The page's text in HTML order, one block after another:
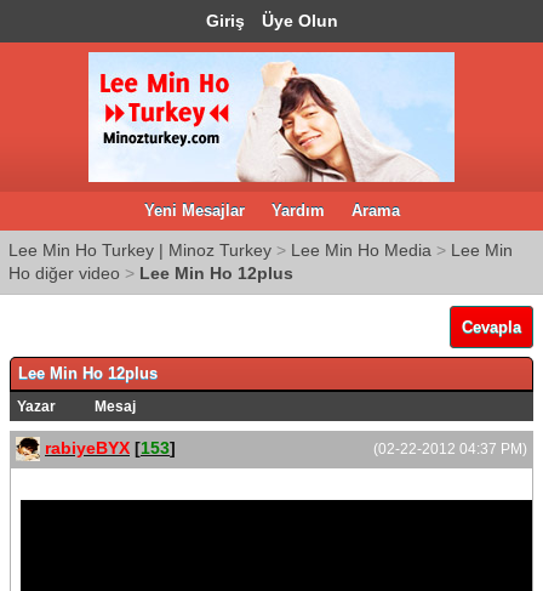
Giriş Üye Olun
Yeni Mesajlar Yardım Arama
Lee Min Ho Turkey | Minoz Turkey > Lee Min Ho Media > Lee Min
Ho diğer video > Lee Min Ho 12plus
Cevapla
Lee Min Ho 12plus
Yazar Mesaj
(02-22-2012 04:37 PM)
rabiyeBYX [153]